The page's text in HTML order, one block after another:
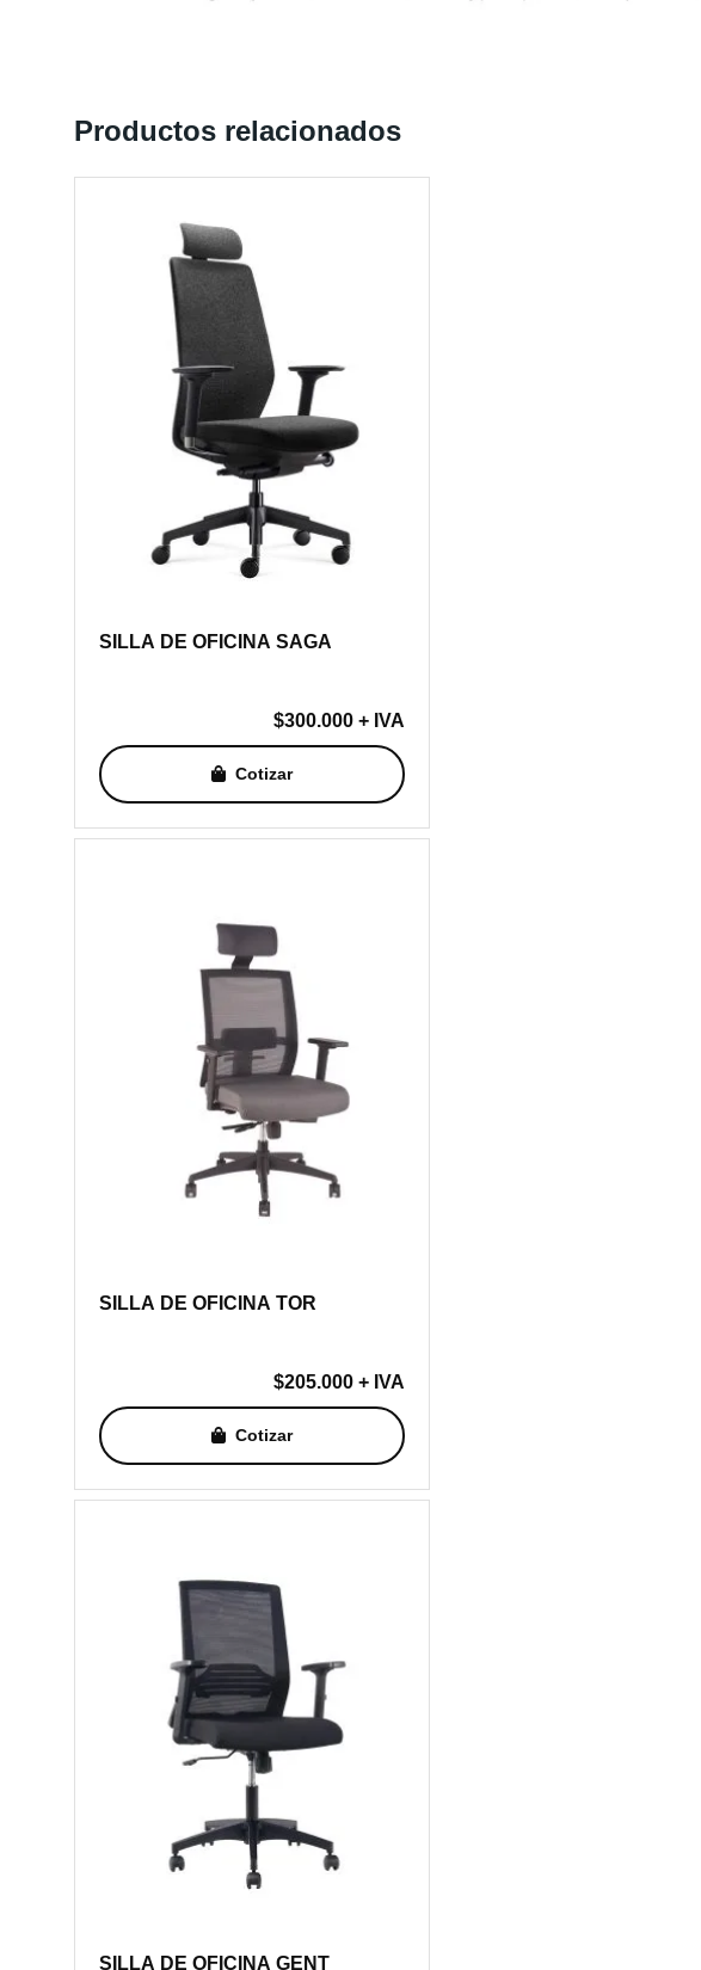
Productos relacionados
SILLA DE OFICINA SAGA
$300.000+ IVA
Cotizar
SILLA DE OFICINA TOR
$205.000+ IVA
Cotizar
SILLA DE OFICINA GENT